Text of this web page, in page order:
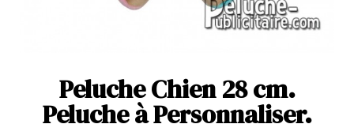
Peluche Chien 28 cm.
Peluche à Personnaliser.